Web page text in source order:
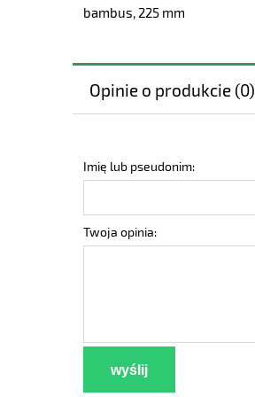
bambus, 225 mm
Opinie o produkcie (0)
Imię lub pseudonim:
Twoja opinia:
wyślij